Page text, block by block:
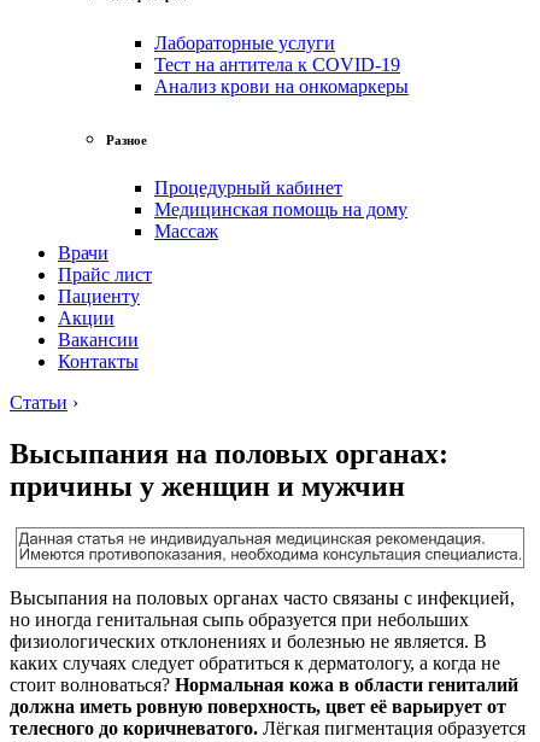
Лабораторные услуги
Тест на антитела к COVID-19
Анализ крови на онкомаркеры
Разное
Процедурный кабинет
Медицинская помощь на дому
Массаж
Врачи
Прайс лист
Пациенту
Акции
Вакансии
Контакты
Статьи ›
Высыпания на половых органах:
причины у женщин и мужчин
Высыпания на половых органах часто связаны с инфекцией,
но иногда генитальная сыпь образуется при небольших
физиологических отклонениях и болезнью не является. В
каких случаях следует обратиться к дерматологу, а когда не
стоит волноваться? Нормальная кожа в области гениталий
должна иметь ровную поверхность, цвет её варьирует от
телесного до коричневатого. Лёгкая пигментация образуется